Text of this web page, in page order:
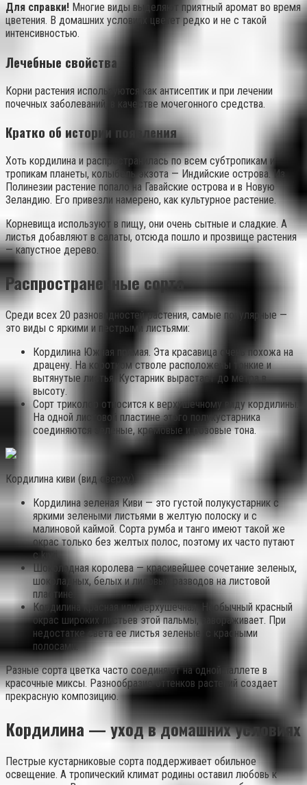
Для справки! Многие виды выделяют приятный аромат во время
цветения. В домашних условиях цветет редко и не с такой
интенсивностью.
Лечебные свойства
Корни растения используются как антисептик и при лечении
почечных заболеваний, в качестве мочегонного средства.
Кратко об истории появления
Хоть кордилина и распространилась по всем субтропикам и
тропикам планеты, колыбель экзота — Индийские острова. Из
Полинезии растение попало на Гавайские острова и в Новую
Зеландию. Его привезли намерено, как культурное растение.
Корневища используют в пищу, они очень сытные и сладкие. А
листья добавляют в салаты, отсюда пошло и прозвище растения
— капустное дерево.
Распространенные сорта
Среди всех 20 разновидностей растения, самые популярные —
это виды с яркими и пестрыми листьями:
Кордилина Южная прямая. Эта красавица очень похожа на
драцену. На коротком стволе расположены тонкие и
вытянутые листья. Кустарник вырастает до метра в
высоту.
Сорт триколор относится к верхушечному виду кордилины.
На одной листовой пластине этого полукустарника
соединяются зеленые, кремовые и розовые тона.
Кордилина киви (вид сверху).
Кордилина зеленая Киви — это густой полукустарник с
яркими зелеными листьями в желтую полоску и с
малиновой каймой. Сорта румба и танго имеют такой же
окрас только без желтых полос, поэтому их часто путают
с kiwi.
Шоколадная королева — красивейшее сочетание зеленых,
шоколадных, белых и лиловых разводов на листовой
пластине.
Кордилина красная или верхушечная. Необычный красный
окрас широких листьев этой пальмы, завораживает. При
недостатке света ее листья зеленые, с красными
полосами.
Разные сорта цветка часто соединяют на одной паллете в
красочные миксы. Разнообразие оттенков растений создает
прекрасную композицию.
Кордилина — уход в домашних условиях
Пестрые кустарниковые сорта поддерживает обильное
освещение. А тропический климат родины оставил любовь к